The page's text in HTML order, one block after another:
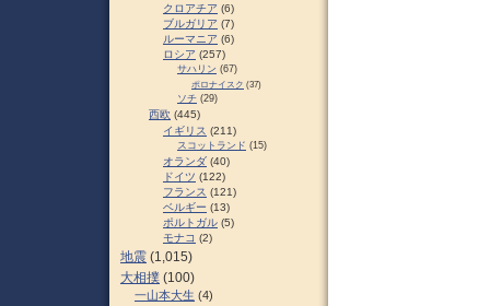
クロアチア (6)
ブルガリア (7)
ルーマニア (6)
ロシア (257)
サハリン (67)
ポロナイスク (37)
ソチ (29)
西欧 (445)
イギリス (211)
スコットランド (15)
オランダ (40)
ドイツ (122)
フランス (121)
ベルギー (13)
ポルトガル (5)
モナコ (2)
地震 (1,015)
大相撲 (100)
一山本大生 (4)